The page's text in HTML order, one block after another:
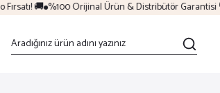
🚚 %100 Orijinal Ürün & Distribütör Garantisi 🛡️